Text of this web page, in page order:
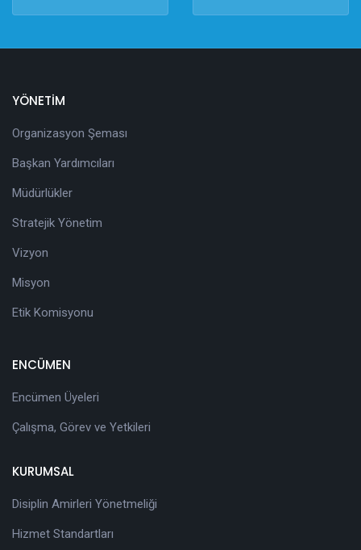
YÖNETİM
Organizasyon Şeması
Başkan Yardımcıları
Müdürlükler
Stratejik Yönetim
Vizyon
Misyon
Etik Komisyonu
ENCÜMEN
Encümen Üyeleri
Çalışma, Görev ve Yetkileri
KURUMSAL
Disiplin Amirleri Yönetmeliği
Hizmet Standartları